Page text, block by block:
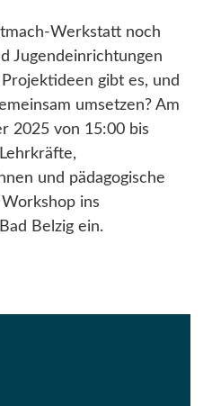
Werkstatt noch
Jugendeinrichtungen
gibt es, und
umsetzen? Am
2025 von 15:00 bis
und pädagogische
ins
Belzig ein.